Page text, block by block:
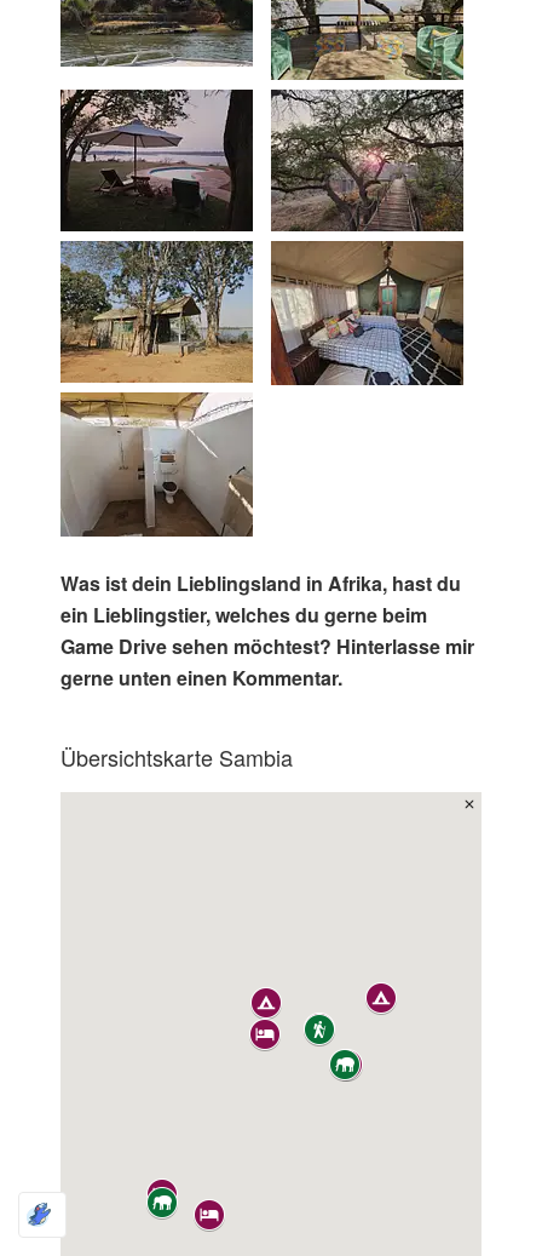
Was ist dein Lieblingsland in Afrika, hast du
ein Lieblingstier, welches du gerne beim
Game Drive sehen möchtest? Hinterlasse mir
gerne unten einen Kommentar.
Übersichtskarte Sambia